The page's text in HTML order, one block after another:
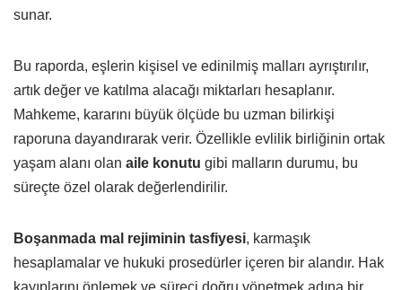
sunar.
Bu raporda, eşlerin kişisel ve edinilmiş malları ayrıştırılır,
artık değer ve katılma alacağı miktarları hesaplanır.
Mahkeme, kararını büyük ölçüde bu uzman bilirkişi
raporuna dayandırarak verir. Özellikle evlilik birliğinin ortak
yaşam alanı olan aile konutu gibi malların durumu, bu
süreçte özel olarak değerlendirilir.
Boşanmada mal rejiminin tasfiyesi, karmaşık
hesaplamalar ve hukuki prosedürler içeren bir alandır. Hak
kayıplarını önlemek ve süreci doğru yönetmek adına bir